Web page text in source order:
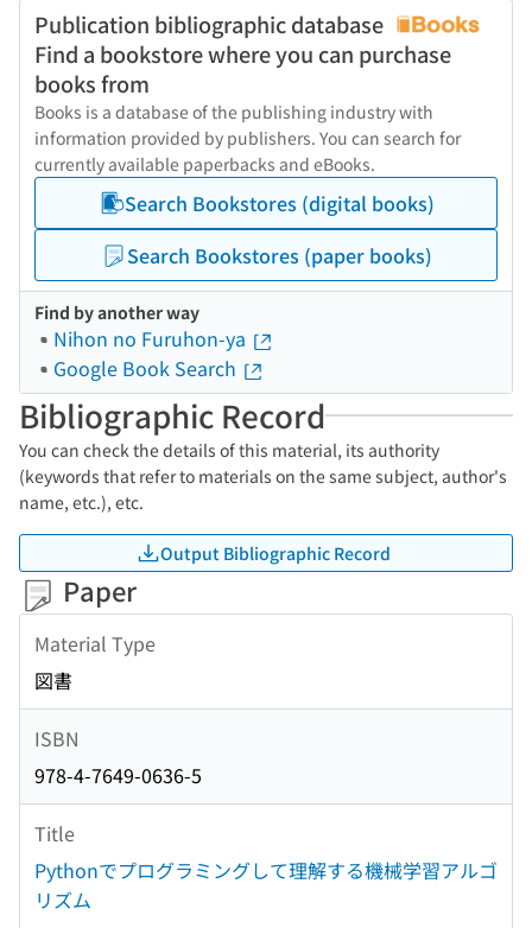
Publication bibliographic database
Find a bookstore where you can purchase
books from
Books is a database of the publishing industry with
information provided by publishers. You can search for
currently available paperbacks and eBooks.
Search Bookstores (digital books)
Search Bookstores (paper books)
Find by another way
Nihon no Furuhon-ya
Google Book Search
Bibliographic Record
You can check the details of this material, its authority
(keywords that refer to materials on the same subject, author's
name, etc.), etc.
Output Bibliographic Record
Paper
Material Type
図書
ISBN
978-4-7649-0636-5
Title
Pythonでプログラミングして理解する機械学習アルゴ
リズム